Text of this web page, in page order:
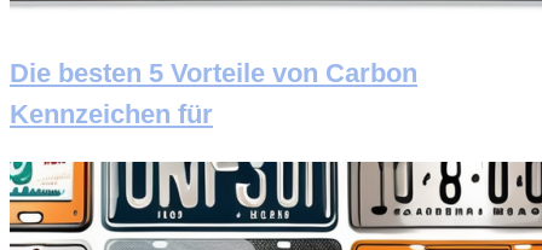
Die besten 5 Vorteile von Carbon
Kennzeichen für